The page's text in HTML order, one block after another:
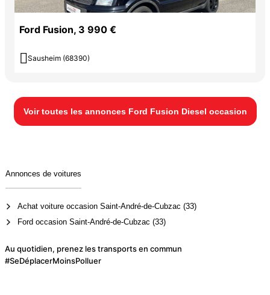
Ford Fusion, 3 990 €
 Sausheim (68390)
Voir toutes les annonces Ford Fusion Diesel occasion
Annonces de voitures
Achat voiture occasion Saint-André-de-Cubzac (33)
Ford occasion Saint-André-de-Cubzac (33)
Au quotidien, prenez les transports en commun
#SeDéplacerMoinsPolluer